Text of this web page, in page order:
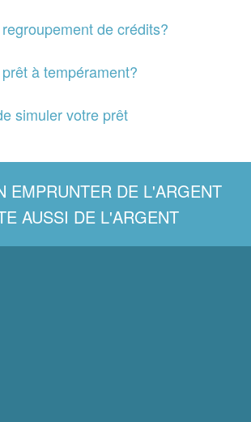
regroupement de crédits?
prêt à tempérament?
simuler votre prêt
EMPRUNTER DE L'ARGENT
AUSSI DE L'ARGENT